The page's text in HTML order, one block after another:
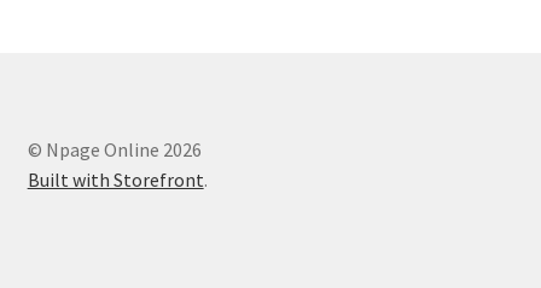
© Npage Online 2026
Built with Storefront.